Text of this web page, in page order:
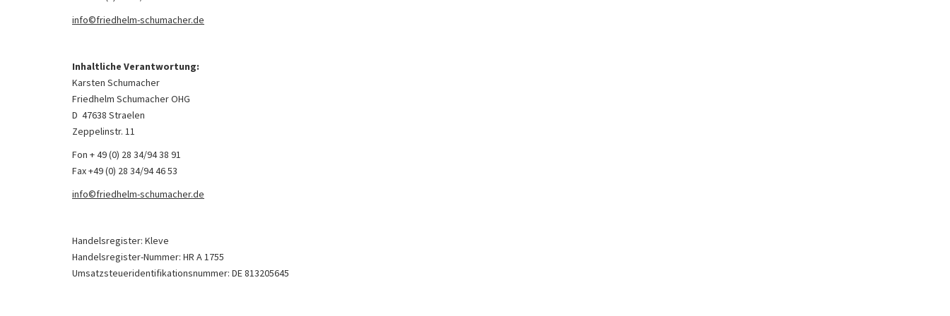
info©friedhelm-schumacher.de
Inhaltliche Verantwortung:
Karsten Schumacher
Friedhelm Schumacher OHG
D ­ 47638 Straelen
Zeppelinstr. 11
Fon + 49 (0) 28 34/94 38 91
Fax +49 (0) 28 34/94 46 53
info©friedhelm-schumacher.de
Handelsregister: Kleve
Handelsregister-Nummer: HR A 1755
Umsatzsteueridentifikationsnummer: DE 813205645